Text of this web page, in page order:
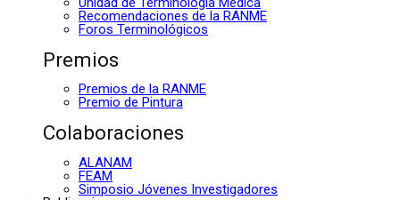
Recomendaciones de la RANME
Foros Terminológicos
Premios
Premios de la RANME
Premio de Pintura
Colaboraciones
ALANAM
FEAM
Simposio Jóvenes Investigadores